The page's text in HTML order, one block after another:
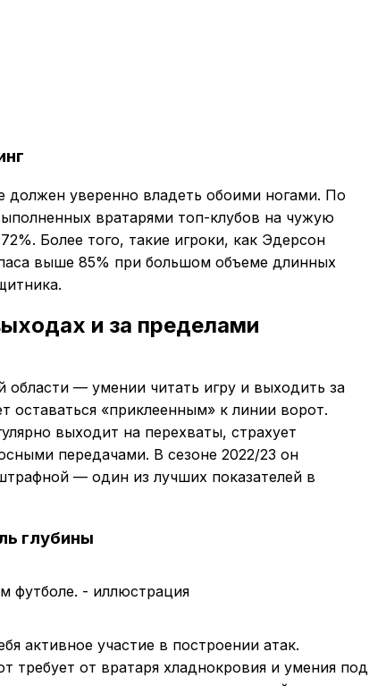
уверенно владеть обоими ногами. По
вратарями топ-клубов на чужую
Более того, такие игроки, как Эдерсон
выше 85% при большом объеме длинных
и за пределами
— умении читать игру и выходить за
«приклеенным» к линии ворот.
выходит на перехваты, страхует
передачами. В сезоне 2022/23 он
— один из лучших показателей в
глубины
активное участие в построении атак.
требует от вратаря хладнокровия и умения под